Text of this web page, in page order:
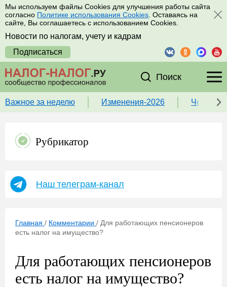
Мы используем файлы Cookies для улучшения работы сайта
согласно Политике использования Cookies . Оставаясь на
сайте, Вы соглашаетесь с использованием Cookies.
Новости по налогам, учету и кадрам
Подписаться
Поиск
Важное за неделю Изменения-2026 Чек-
Рубрикатор
Наш телеграм-канал
Главная / Комментарии / Для работающих пенсионеров
есть налог на имущество?
Для работающих пенсионеров
есть налог на имущество?